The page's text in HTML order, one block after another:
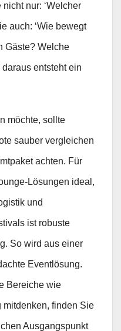
nur: ‘Welcher
auch: ‘Wie bewegt
Gäste? Welche
entsteht ein
möchte, sollte
sauber vergleichen
achten. Für
Lösungen ideal,
und
ist robuste
So wird aus einer
Eventlösung.
Bereiche wie
mitdenken, finden Sie
Ausgangspunkt